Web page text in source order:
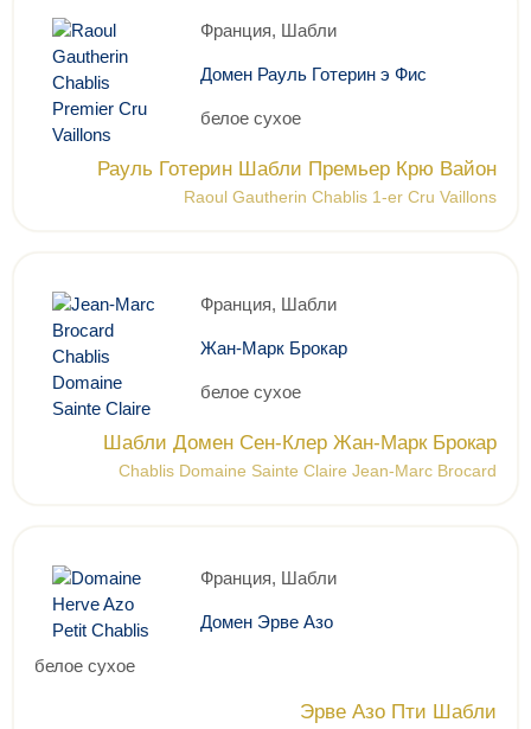
Франция, Шабли
Домен Рауль Готерин э Фис
белое сухое
Рауль Готерин Шабли Премьер Крю Вайон
Raoul Gautherin Chablis 1-er Cru Vaillons
Франция, Шабли
Жан-Марк Брокар
белое сухое
Шабли Домен Сен-Клер Жан-Марк Брокар
Chablis Domaine Sainte Claire Jean-Marc Brocard
Франция, Шабли
Домен Эрве Азо
белое сухое
Эрве Азо Пти Шабли